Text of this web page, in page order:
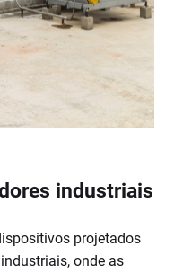
industriais
projetados
onde as